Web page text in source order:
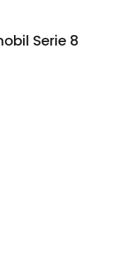
Serie 8